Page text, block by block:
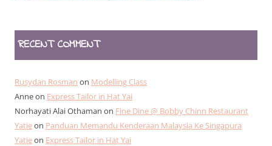
RECENT COMMENT
Rusydan Rosman on Modelling Class
Anneon Express Tailor in Hat Yai
Norhayati Alai Othaman on Fine Dine @ Bobby Chinn Restaurant
Yatieon Panduan Memandu Kenderaan Malaysia Ke Singapura
Yatieon Express Tailor in Hat Yai